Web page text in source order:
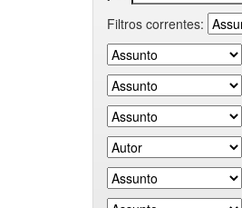
Filtros correntes: